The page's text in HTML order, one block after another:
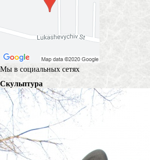
Мы в социальных сетях
Скульптура